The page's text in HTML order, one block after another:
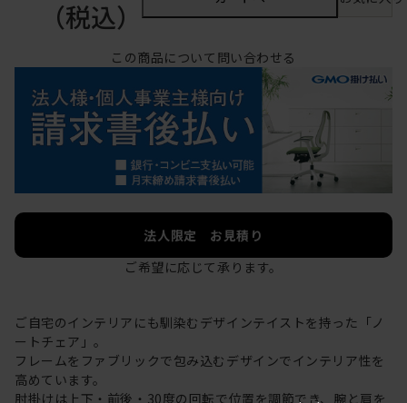
（税込）
この商品について問い合わせる
法人限定 お見積り
ご希望に応じて承ります。
ご自宅のインテリアにも馴染むデザインテイストを持った「ノ
ートチェア」。
フレームをファブリックで包み込むデザインでインテリア性を
高めています。
肘掛けは上下・前後・30度の回転で位置を調節でき、腕と肩を